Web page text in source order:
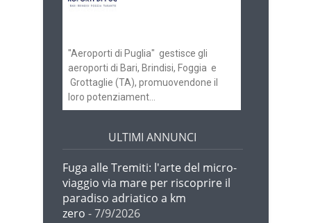
"Aeroporti di Puglia" gestisce gli
aeroporti di Bari, Brindisi, Foggia e
Grottaglie (TA), promuovendone il
loro potenziament...
ULTIMI ANNUNCI
Fuga alle Tremiti: l'arte del micro-
viaggio via mare per riscoprire il
paradiso adriatico a km
zero - 7/9/2026